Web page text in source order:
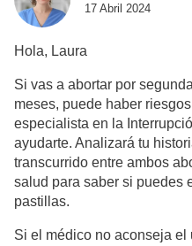
17 Abril 2024
Hola, Laura
Si vas a abortar por
meses, puede haber
especialista en la
ayudarte. Analizará tu
transcurrido entre ambos
salud para saber si puedes
pastillas.
Si el médico no aconseja